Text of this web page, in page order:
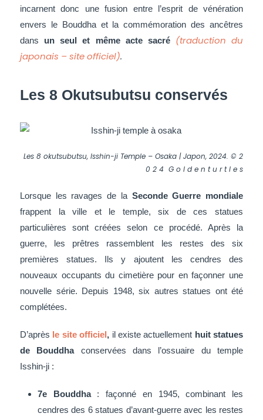
incarnent donc une fusion entre l’esprit de vénération
envers le Bouddha et la commémoration des ancêtres
dans un seul et même acte sacré
(traduction du
japonais – site officiel).
Les 8 Okutsubutsu conservés
Les 8 okutsubutsu, Isshin-ji Temple – Osaka | Japon, 2024. © 2
0 2 4 G o l d e n t u r t l e s
Lorsque les ravages de la Seconde Guerre mondiale
frappent la ville et le temple, six de ces statues
particulières sont créées selon ce procédé. Après la
guerre, les prêtres rassemblent les restes des six
premières statues. Ils y ajoutent les cendres des
nouveaux occupants du cimetière pour en façonner une
nouvelle série. Depuis 1948, six autres statues ont été
complétées.
D’après le site officiel, il existe actuellement huit statues
de Bouddhaconservées dans l’ossuaire du temple
Isshin-ji :
7e Bouddha: façonné en 1945, combinant les
cendres des 6 statues d’avant-guerre avec les restes